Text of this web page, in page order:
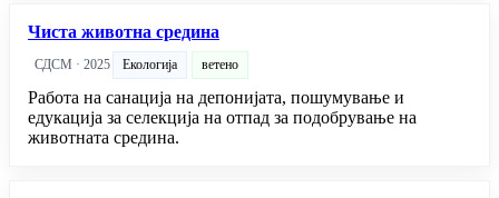
Чиста животна средина
СДСМ · 2025 Екологија ветено
Работа на санација на депонијата, пошумување и
едукација за селекција на отпад за подобрување на
животната средина.